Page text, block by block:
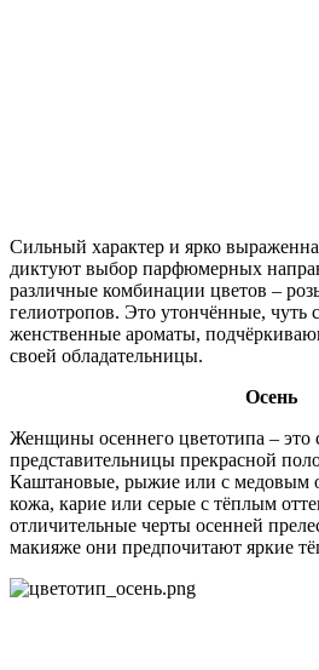
Сильный характер и ярко
диктуют выбор парфюмерных
различные комбинации цветов –
гелиотропов. Это утончённые, чуть
женственные ароматы,
своей обладательницы.
Осень
Женщины осеннего цветотипа – это
представительницы прекрасной
Каштановые, рыжие или с медовым
кожа, карие или серые с тёплым
отличительные черты осенней
макияже они предпочитают яркие